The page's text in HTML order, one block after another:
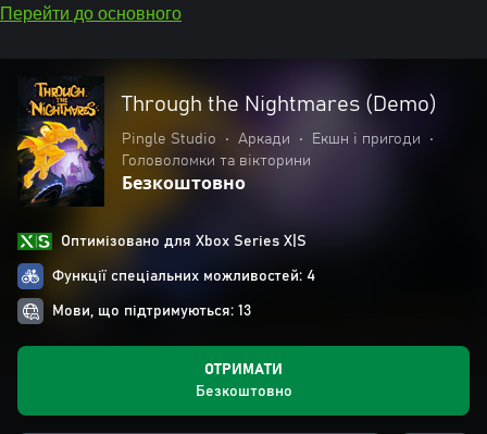
Перейти до основного
Through the Nightmares (Demo)
Pingle Studio • Аркади • Екшн і пригоди
•
Головоломки та вікторини
Безкоштовно
Оптимізовано для Xbox Series X|S
Функції спеціальних можливостей: 4
Мови, що підтримуються: 13
ОТРИМАТИ
Безкоштовно